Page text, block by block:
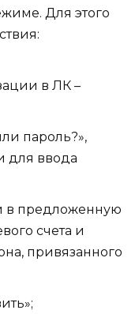
Для этого
в ЛК –
пароль?»,
для ввода
в предложенную
счета и
привязанного